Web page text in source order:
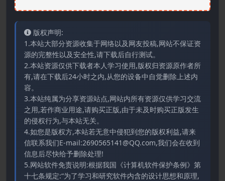
版权声明:
1.本站大部分资源收集于网络以及网友投稿,网站不保证资
源的完整性以及安全性,请下载后自行测试。
2.本站资源仅供下载者本人学习使用,版权归资源原作者所
有,请在下载后24小时之内,从您的设备中自觉删除上述内
容。
3.本站纯属为分享资源站点,网站内所有资源仅供学习交流
之用,若作商业用途,请购买正版,由于未及时购买正版发生
的侵权行为,与本站无关。
4.如您是版权方,本站若无意中侵犯到您的版权利益,请来
信联系我们E-mail:2690565141@QQ.com,我们会在收到
信息后尽快给予删除处理!
5.网站软件免责说明:根据我国《计算机软件保护条例》第
十七条规定:“为了学习和研究软件内含的设计思想和原理,